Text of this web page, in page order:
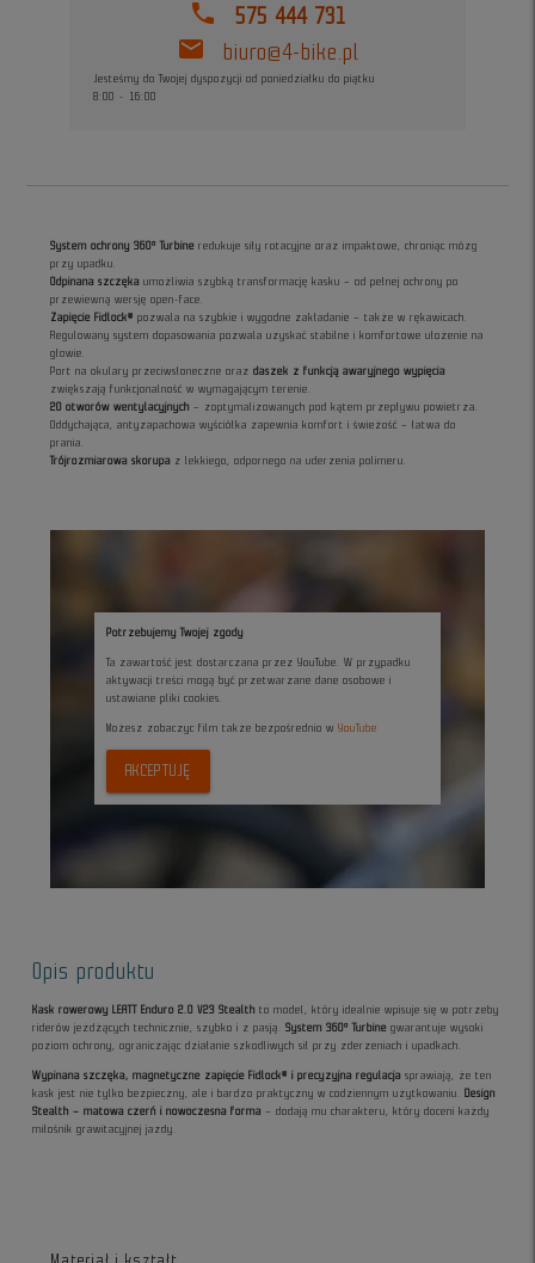
phone 575 444 731
mail biuro@4-bike.pl
Jesteśmy do Twojej dyspozycji od poniedziałku do piątku
8:00 - 16:00
System ochrony 360° Turbine redukuje siły rotacyjne oraz impaktowe, chroniąc mózg
przy upadku.
Odpinana szczęka umożliwia szybką transformację kasku – od pełnej ochrony po
przewiewną wersję open-face.
Zapięcie Fidlock® pozwala na szybkie i wygodne zakładanie – także w rękawicach.
Regulowany system dopasowania pozwala uzyskać stabilne i komfortowe ułożenie na
głowie.
Port na okulary przeciwsłoneczne orazdaszek z funkcją awaryjnego wypięcia
zwiększają funkcjonalność w wymagającym terenie.
20 otworów wentylacyjnych – zoptymalizowanych pod kątem przepływu powietrza.
Oddychająca, antyzapachowa wyściółka zapewnia komfort i świeżość – łatwa do
prania.
Trójrozmiarowa skorupa z lekkiego, odpornego na uderzenia polimeru.
Potrzebujemy Twojej zgody
Ta zawartość jest dostarczana przez YouTube. W przypadku
aktywacji treści mogą być przetwarzane dane osobowe i
ustawiane pliki cookies.
Możesz zobaczyc film także bezpośrednio w YouTube
AKCEPTUJĘ
Opis produktu
Kask rowerowy LEATT Enduro 2.0 V23 Stealth to model, który idealnie wpisuje się w potrzeby
riderów jeżdżących technicznie, szybko i z pasją.System 360° Turbine gwarantuje wysoki
poziom ochrony, ograniczając działanie szkodliwych sił przy zderzeniach i upadkach.
Wypinana szczęka, magnetyczne zapięcie Fidlock® i precyzyjna regulacja sprawiają, że ten
kask jest nie tylko bezpieczny, ale i bardzo praktyczny w codziennym użytkowaniu. Design
Stealth – matowa czerń i nowoczesna forma – dodają mu charakteru, który doceni każdy
miłośnik grawitacyjnej jazdy.